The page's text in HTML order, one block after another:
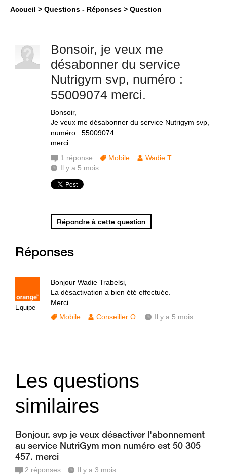
Accueil Questions - Réponses Question
Bonsoir, je veux me
désabonner du service
Nutrigym svp, numéro :
55009074 merci.
Bonsoir,
Je veux me désabonner du service Nutrigym svp,
numéro : 55009074
merci.
1 réponse Mobile
Wadie T.
Il y a 5 mois
Répondre à cette question
Réponses
Equipe
Bonjour Wadie Trabelsi,
La désactivation a bien été effectuée.
Merci.
Mobile
Conseiller O. Il y a 5 mois
Les questions
similaires
Bonjour. svp je veux désactiver l'abonnement
au service NutriGym mon numéro est 50 305
457. merci
2 réponses Il y a 3 mois